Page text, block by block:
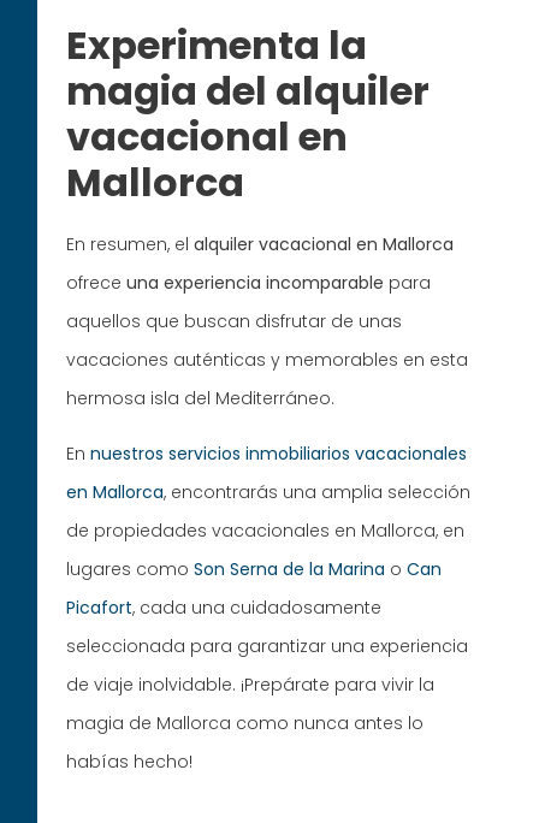
Experimenta la
magia del alquiler
vacacional en
Mallorca
En resumen, elalquiler vacacional en Mallorca
ofreceuna experiencia incomparable para
aquellos que buscan disfrutar de unas
vacaciones auténticas y memorables en esta
hermosa isla del Mediterráneo.
Ennuestros servicios inmobiliarios vacacionales
en Mallorca, encontrarás una amplia selección
de propiedades vacacionales en Mallorca, en
lugares comoSon Serna de la Marina oCan
Picafort, cada una cuidadosamente
seleccionada para garantizar una experiencia
de viaje inolvidable. ¡Prepárate para vivir la
magia de Mallorca como nunca antes lo
habías hecho!